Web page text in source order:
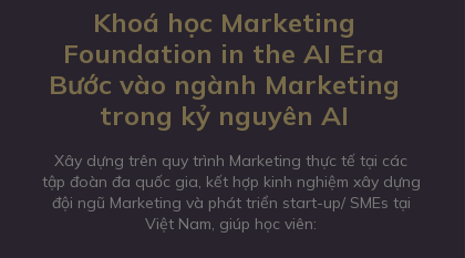
Khoá học Marketing
Foundation in the AI Era
Bước vào ngành Marketing
trong kỷ nguyên AI
Xây dựng trên quy trình Marketing thực tế tại các
tập đoàn đa quốc gia, kết hợp kinh nghiệm xây dựng
đội ngũ Marketing và phát triển start-up/ SMEs tại
Việt Nam, giúp học viên: